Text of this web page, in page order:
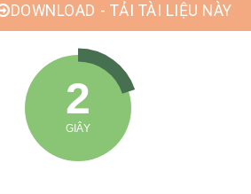
DOWNLOAD - TẢI TÀI LIỆU NÀY